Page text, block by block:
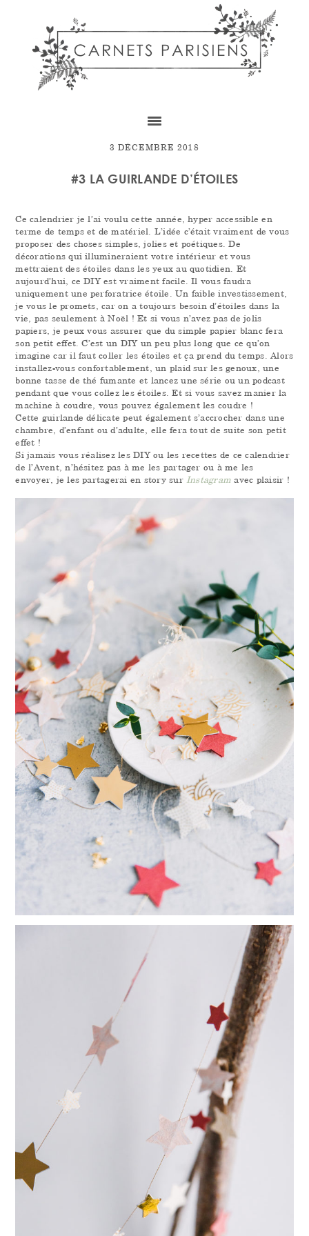
3 DÉCEMBRE 2018
#3 LA GUIRLANDE D’ÉTOILES
Ce calendrier je l’ai voulu cette année, hyper accessible en
terme de temps et de matériel. L’idée c’était vraiment de vous
proposer des choses simples, jolies et poétiques. De
décorations qui illumineraient votre intérieur et vous
mettraient des étoiles dans les yeux au quotidien. Et
aujourd’hui, ce DIY est vraiment facile. Il vous faudra
uniquement une perforatrice étoile. Un faible investissement,
je vous le promets, car on a toujours besoin d’étoiles dans la
vie, pas seulement à Noël ! Et si vous n’avez pas de jolis
papiers, je peux vous assurer que du simple papier blanc fera
son petit effet. C’est un DIY un peu plus long que ce qu’on
imagine car il faut coller les étoiles et ça prend du temps. Alors
installez-vous confortablement, un plaid sur les genoux, une
bonne tasse de thé fumante et lancez une série ou un podcast
pendant que vous collez les étoiles. Et si vous savez manier la
machine à coudre, vous pouvez également les coudre !
Cette guirlande délicate peut également s’accrocher dans une
chambre, d’enfant ou d’adulte, elle fera tout de suite son petit
effet !
Si jamais vous réalisez les DIY ou les recettes de ce calendrier
de l’Avent, n’hésitez pas à me les partager ou à me les
envoyer, je les partagerai en story sur Instagram avec plaisir !